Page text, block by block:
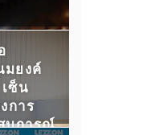
มยงค์
ซ็น
การ
บการณ์